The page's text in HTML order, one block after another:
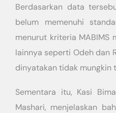
Berdasarkan data
belum memenuhi
menurut kriteria MABIMS
lainnya seperti Odeh dan
dinyatakan tidak mungkin
Sementara itu, Kasi
Mashari, menjelaskan